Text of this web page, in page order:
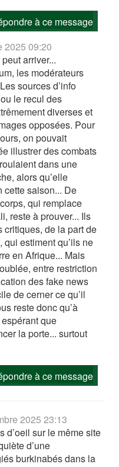
à ce message
2025 09:20
arriver...
les modérateurs
sources d’info
le recul des
diverses et
opposées. Pour
on pouvait
illustrer des combats
dans une
alors qu’elle
cette saison... De
qui remplace
reste à prouver... Ils
critiques, de la part de
qui estiment qu’ils ne
en Afrique... Mais
entre restriction
des fake news
de cerner ce qu’il
reste donc qu’à
que
la porte... surtout
à ce message
2025 23:13
d’oeil sur le même site
d’une
burkinabés dans la